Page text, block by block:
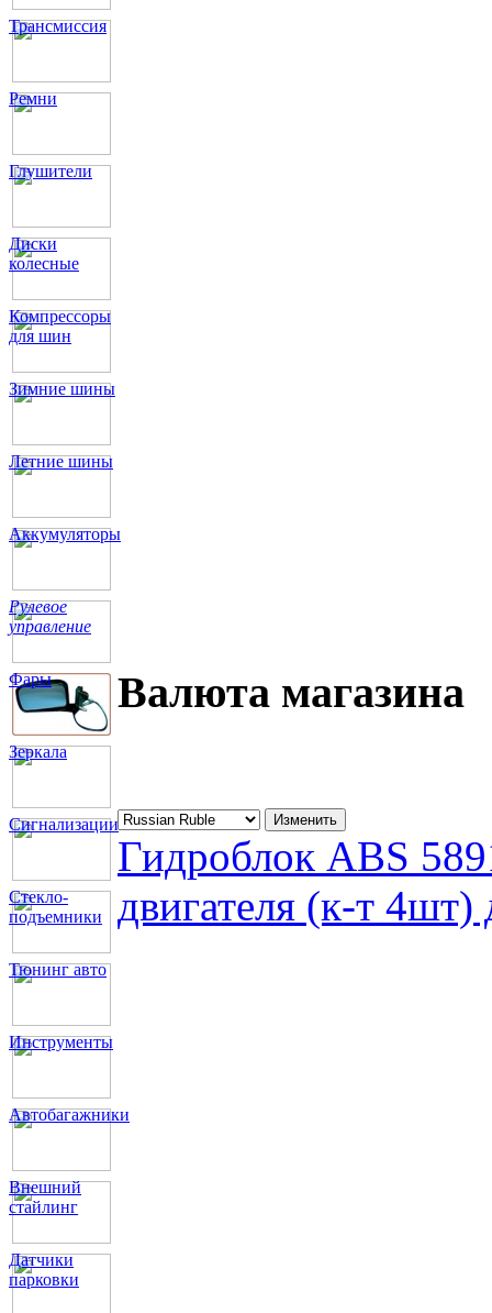
Трансмиссия
Ремни
Глушители
Диски
колесные
Компрессоры
для шин
Зимние шины
Летние шины
Аккумуляторы
Рулевое
управление
Фары
Зеркала
Сигнализации
Стекло-
подъемники
Тюнинг авто
Инструменты
Автобагажники
Внешний
стайлинг
Датчики
парковки
Валюта магазина
Гидроблок ABS
двигателя (к-т 4шт)